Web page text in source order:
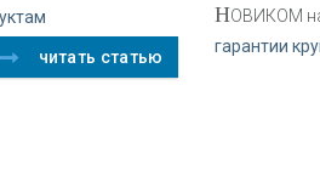
читать статью
НОВИКОМ
гарантии